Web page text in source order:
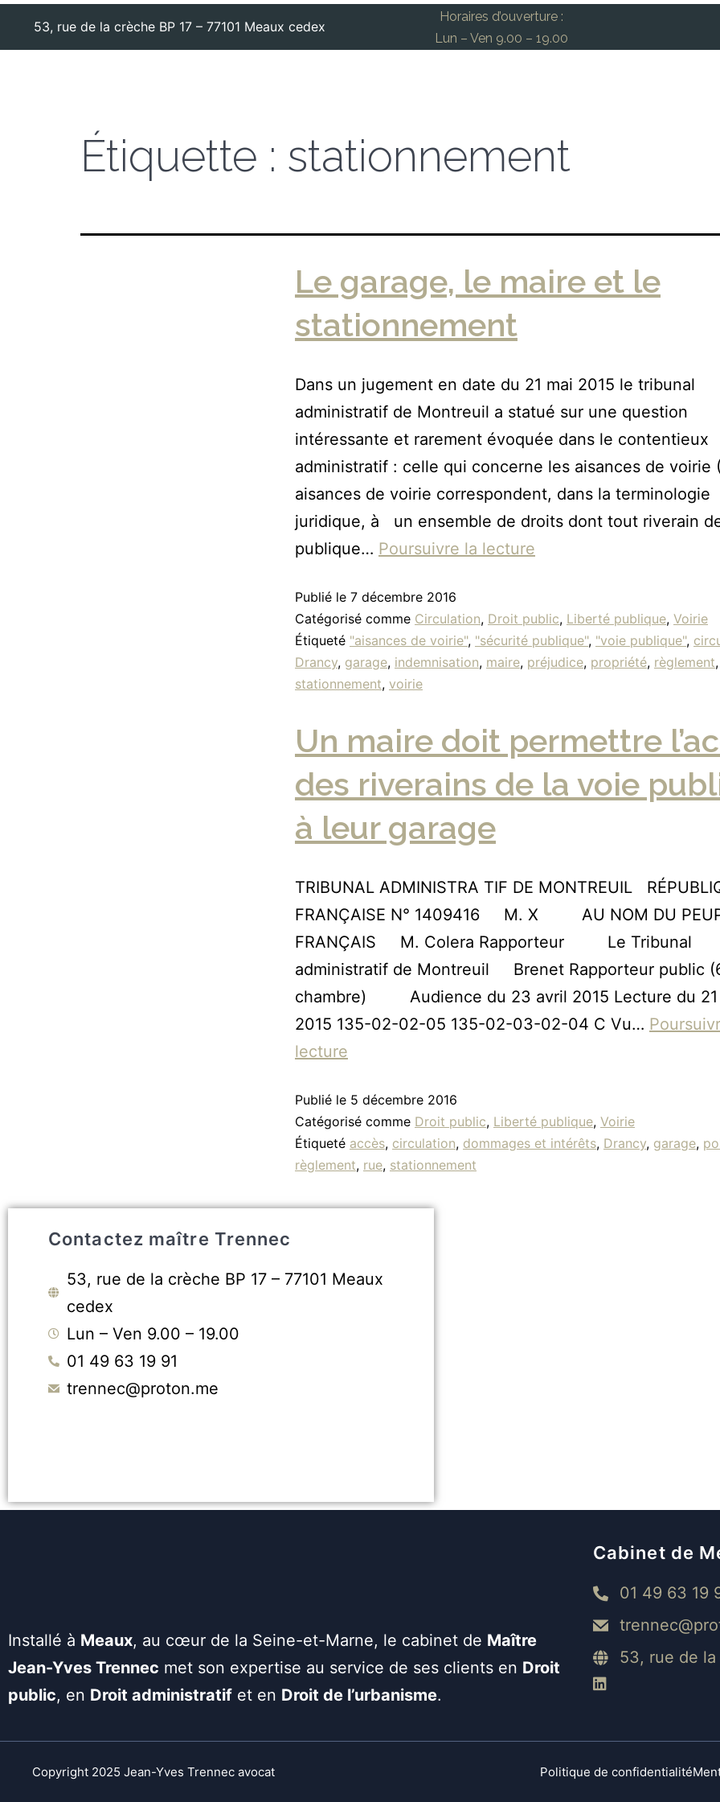
53, rue de la crèche BP 17 – 77101 Meaux cedex
Horaires d’ouverture :
Lun – Ven 9.00 – 19.00
Étiquette : stationnement
Le garage, le maire et le
stationnement
Dans un jugement en date du 21 mai 2015 le tribunal
administratif de Montreuil a statué sur une question
intéressante et rarement évoquée dans le contentieux
administratif : celle qui concerne les aisances de voirie
aisances de voirie correspondent, dans la terminologie
juridique, à un ensemble de droits dont tout riverain
publique… Poursuivre la lecture
Publié le 7 décembre 2016
Catégorisé comme Circulation, Droit public, Liberté publique, Voirie
Étiqueté "aisances de voirie", "sécurité publique", "voie publique",
Drancy, garage, indemnisation, maire, préjudice, propriété, règlement,
stationnement, voirie
Un maire doit permettre
des riverains de la voie
à leur garage
TRIBUNAL ADMINISTRA TIF DE MONTREUIL
FRANÇAISE N° 1409416 M. X AU NOM DU
FRANÇAIS M. Colera Rapporteur Le Tribunal
administratif de Montreuil Brenet Rapporteur public
chambre) Audience du 23 avril 2015 Lecture du 21
2015 135-02-02-05 135-02-03-02-04 C Vu…
lecture
Publié le 5 décembre 2016
Catégorisé comme Droit public, Liberté publique, Voirie
Étiqueté accès, circulation, dommages et intérêts, Drancy, garage,
règlement, rue, stationnement
Contactez maître Trennec
53, rue de la crèche BP 17 – 77101 Meaux
cedex
Lun – Ven 9.00 – 19.00
01 49 63 19 91
trennec@proton.me
Installé à Meaux, au cœur de la Seine-et-Marne, le cabinet de Maître
Jean-Yves Trennec met son expertise au service de ses clients en Droit
public, en Droit administratif et en Droit de l’urbanisme.
Cabinet de
01 49 63 19
53, rue de la
Copyright 2025 Jean-Yves Trennec avocat Politique de confidentialité